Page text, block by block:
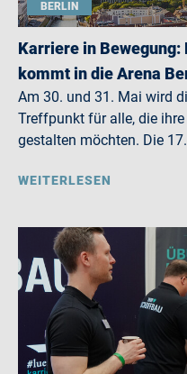
BERLIN
Karriere in
kommt in die Arena
Am 30. und 31. Mai wird
Treffpunkt für alle, die
gestalten möchten. Die
WEITERLESEN